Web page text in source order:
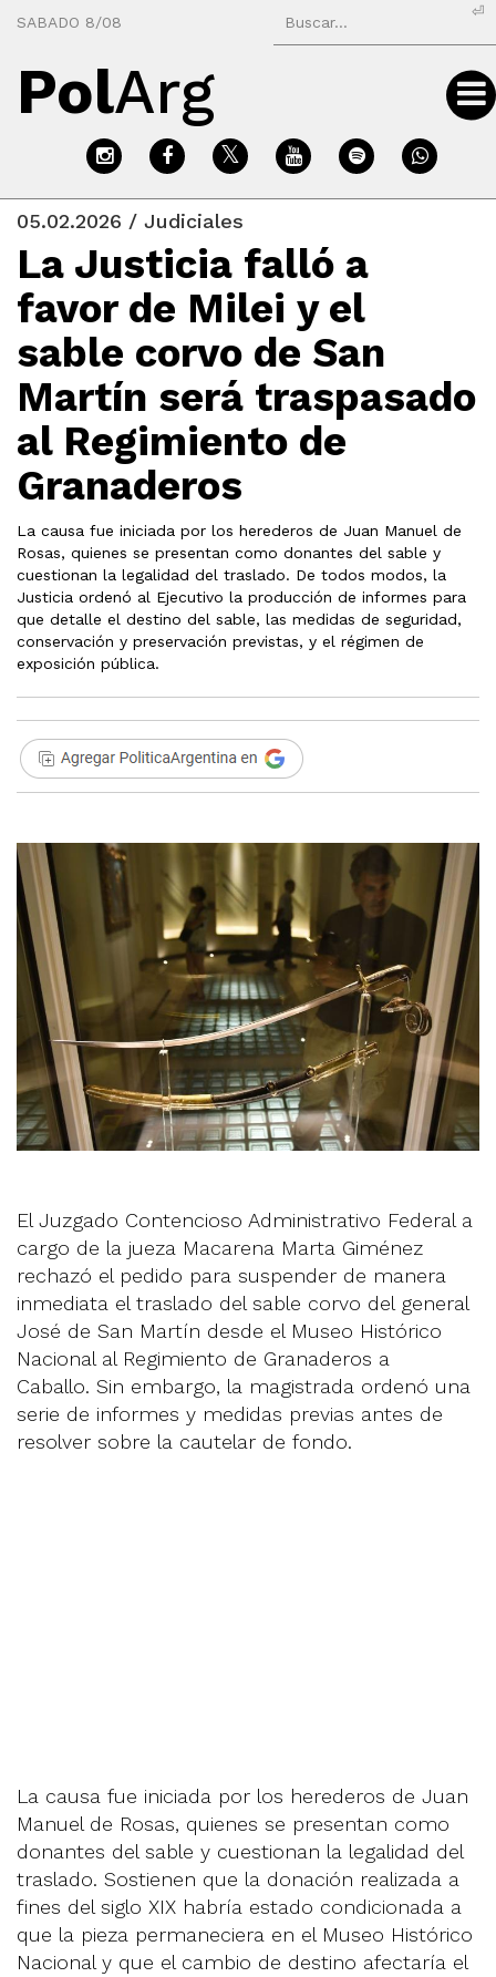
SABADO 8/08
⏎
PolArg
05.02.2026 / Judiciales
La Justicia falló a
favor de Milei y el
sable corvo de San
Martín será traspasado
al Regimiento de
Granaderos
La causa fue iniciada por los herederos de Juan Manuel de
Rosas, quienes se presentan como donantes del sable y
cuestionan la legalidad del traslado. De todos modos, la
Justicia ordenó al Ejecutivo la producción de informes para
que detalle el destino del sable, las medidas de seguridad,
conservación y preservación previstas, y el régimen de
exposición pública.
El Juzgado Contencioso Administrativo Federal a
cargo de la jueza Macarena Marta Giménez
rechazó el pedido para suspender de manera
inmediata el traslado del sable corvo del general
José de San Martín desde el Museo Histórico
Nacional al Regimiento de Granaderos a
Caballo. Sin embargo, la magistrada ordenó una
serie de informes y medidas previas antes de
resolver sobre la cautelar de fondo.
La causa fue iniciada por los herederos de Juan
Manuel de Rosas, quienes se presentan como
donantes del sable y cuestionan la legalidad del
traslado. Sostienen que la donación realizada a
fines del siglo XIX habría estado condicionada a
que la pieza permaneciera en el Museo Histórico
Nacional y que el cambio de destino afectaría el